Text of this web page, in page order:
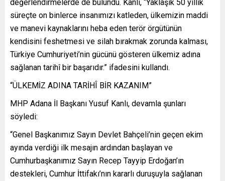
değerlendirmelerde de bulundu. Kanlı, “Yaklaşık 50 yıllık
süreçte on binlerce insanımızı katleden, ülkemizin maddi
ve manevi kaynaklarını heba eden terör örgütünün
kendisini feshetmesi ve silah bırakmak zorunda kalması,
Türkiye Cumhuriyeti’nin gücünü gösteren ülkemiz adına
sağlanan tarihî bir başarıdır.” ifadesini kullandı.
“ÜLKEMİZ ADINA TARİHÎ BİR KAZANIM”
MHP Adana İl Başkanı Yusuf Kanlı, devamla şunları
söyledi:
“Genel Başkanımız Sayın Devlet Bahçeli’nin geçen ekim
ayında verdiği ilk mesajın ardından başlayan ve
Cumhurbaşkanımız Sayın Recep Tayyip Erdoğan’ın
destekleri, Cumhur İttifakı’nın kararlı duruşuyla sağlanan